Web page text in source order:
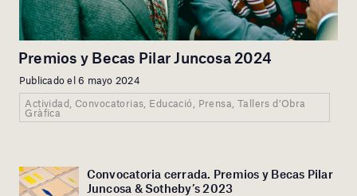
Premios y Becas Pilar Juncosa 2024
Publicado el 6 mayo 2024
Actividad, Convocatorias, Educació, Prensa, Tallers d’Obra
Gràfica
Convocatoria cerrada. Premios y Becas Pilar
Juncosa & Sotheby’s 2023